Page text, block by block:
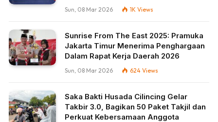
Sun, 08 Mar 2026 1K Views
Sunrise From The East 2025: Pramuka
Jakarta Timur Menerima Penghargaan
Dalam Rapat Kerja Daerah 2026
Sun, 08 Mar 2026 624 Views
Saka Bakti Husada Cilincing Gelar
Takbir 3.0, Bagikan 50 Paket Takjil dan
Perkuat Kebersamaan Anggota